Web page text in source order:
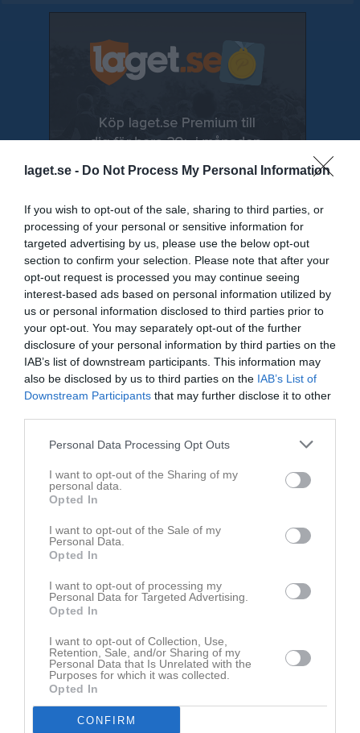
laget.se - Do Not Process My Personal Information
If you wish to opt-out of the sale, sharing to third parties, or
processing of your personal or sensitive information for
targeted advertising by us, please use the below opt-out
section to confirm your selection. Please note that after your
opt-out request is processed you may continue seeing
interest-based ads based on personal information utilized by
us or personal information disclosed to third parties prior to
your opt-out. You may separately opt-out of the further
disclosure of your personal information by third parties on the
IAB’s list of downstream participants. This information may
also be disclosed by us to third parties on the IAB’s List of
Downstream Participants that may further disclose it to other
Personal Data Processing Opt Outs
I want to opt-out of the Sharing of my
personal data.
Opted In
I want to opt-out of the Sale of my
Personal Data.
Opted In
I want to opt-out of processing my
Personal Data for Targeted Advertising.
Opted In
I want to opt-out of Collection, Use,
Retention, Sale, and/or Sharing of my
Personal Data that Is Unrelated with the
Purposes for which it was collected.
Opted In
CONFIRM
Senast uppladdade video
Ingen video uppladdad
Logga in och ladda upp ert första klipp
Senast uppdaterade album
Inget album finns skapat
Logga in som administratör och skapa ert första album
På gång Kalender